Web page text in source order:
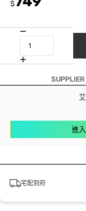
$
進
宅配到府